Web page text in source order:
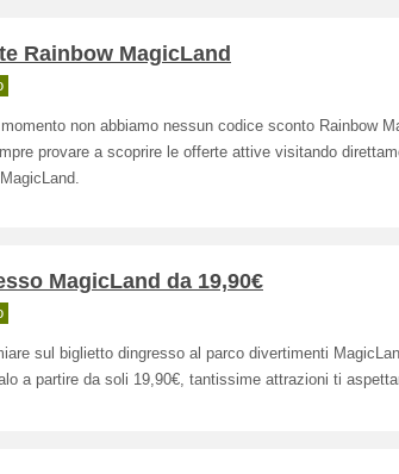
Rainbow MagicLand
non abbiamo nessun codice sconto Rainbow
provare a scoprire le offerte attive visitando
MagicLand da 19,90€
sul biglietto dingresso al parco divertimenti
a partire da soli 19,90€, tantissime attrazioni ti